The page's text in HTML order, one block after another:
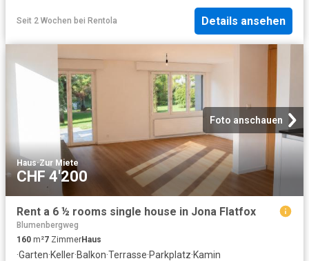
Seit 2 Wochen bei Rentola Details ansehen
Foto anschauen
Haus·Zur Miete
CHF 4'200
Rent a 6 ½ rooms single house in Jona Flatfox
Blumenbergweg
160 m²7 ZimmerHaus
·Garten·Keller·Balkon·Terrasse·Parkplatz·Kamin